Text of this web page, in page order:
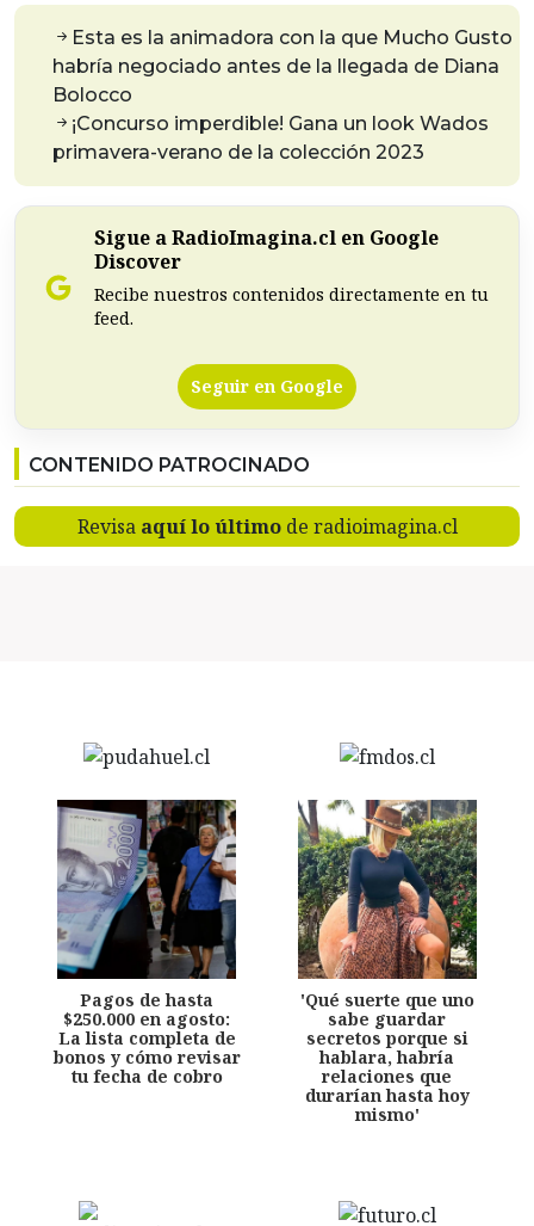
Esta es la animadora con la que Mucho Gusto
habría negociado antes de la llegada de Diana
Bolocco
¡Concurso imperdible! Gana un look Wados
primavera-verano de la colección 2023
Sigue a RadioImagina.cl en Google
Discover
Recibe nuestros contenidos directamente en tu
feed.
Seguir en Google
CONTENIDO PATROCINADO
Revisa aquí lo últimode radioimagina.cl
Pagos de hasta
$250.000 en agosto:
La lista completa de
bonos y cómo revisar
tu fecha de cobro
'Qué suerte que uno
sabe guardar
secretos porque si
hablara, habría
relaciones que
durarían hasta hoy
mismo'